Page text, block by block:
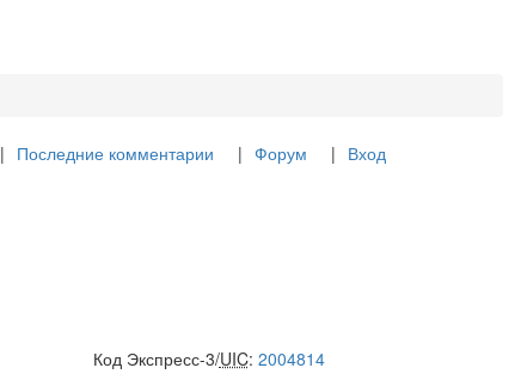
Последние комментарии Форум Вход
Код Экспресс-3/UIC: 2004814